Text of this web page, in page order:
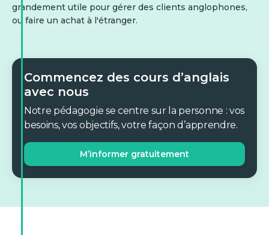
grandement utile pour gérer des clients anglophones,
ou faire un achat à l'étranger.
Commencez des cours d’anglais
avec nous
Notre pédagogie se centre sur la personne : vos
besoins, vos objectifs, votre façon d’apprendre.
M’informer gratuitement